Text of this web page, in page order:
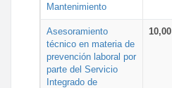
Mantenimiento
Asesoramiento
técnico en materia de
prevención laboral por
parte del Servicio
Integrado de
10,00